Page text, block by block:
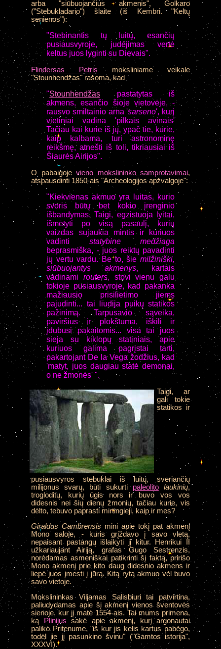
arba "siūbuojančius akmenis", Golkaro
("Stebukladario") šlaite (iš Kembri. "Keltų
senienos"):
"Stebinantis tų luitų, esančių
pusiausvyroje, judėjimas vertė
keltus juos lyginti su Dievais".
Flindersas Petris moksliniame veikale
"Stounhendžas" rašoma, kad
"Stounhendžas pastatytas iš
akmens, esančio šioje vietovėje, -
rausvo smiltainio arna 'sarseno', kurį
vietiniai vadina 'pilkais avinais'
Tačiau kai kurie iš jų, ypač tie, kurie,
kaip kalbama, turi astronominę
reikšmę, atnešti iš toli, tikriausiai iš
Šiaurės Airijos".
O pabaigojevieno mokslininko samprotavimai,
atspausdinti 1850-ais "Archeologijos apžvalgoje":
"Kiekvienas akmuo yra luitas, kurio
svoris būtų bet kokio įrenginio
išbandymas. Taigi, egzistuoja lyitai,
išmėtyti po visą pasaulį, kurių
vaizdas sujaukia mintis ir kuriuos
vadinti statybine medžiaga
beprasmiška, - juos reiktų pavadinti
jų vertu vardu. Be to, šie milžiniški,
siūbuojantys akmenys, kartais
vadinami routers, stovi vienu galu
tokioje pusiausvyroje, kad pakanka
mažiausio prisilietimo jiems
pajudinti... tai liudija puikų statikos
pažinimą. Tarpusavio sąveika,
paviršius ir plokštuma, iškili ir
įdubusi pakaitomis... visa tai juos
sieja su kiklopų statiniais, apie
kuriuos galima pagrįstai tarti,
pakartojant De la Vega žodžius, kad
'matyt, juos daugiau statė demonai,
o ne žmonės' ".
Taigi, ar
gali tokie
statikos ir
pusiausvyros stebuklai iš luitų, sveriančių
milijonus svarų, būti sukurti paleolito laukinių,
trogloditų, kurių ūgis nors ir buvo vos vos
didesnis nei šių dienų žmonių, tačiau kurie, vis
dėlto, tebuvo paprasti mirtingieji, kaip ir mes?
Giraldus Cambrensis mini apie tokį pat akmenį
Mono saloje, - kuris grįždavo į savo vietą,
nepaisant pastangų išlaikyti jį kitur. Henrikui II
užkariaujant Airiją, grafas Gugo Sestrenzis,
norėdamas asmeniškai patikrinti šį faktą, pririšo
Mono akmenį prie kito daug didesnio akmens ir
liepė juos įmesti į jūrą. Kitą rytą akmuo vėl buvo
savo vietoje.
Mokslininkas Viljamas Salisbiuri tai patvirtina,
paliudydamas apie šį akmenį vienos šventovės
sienoje, kur jį matė 1554-ais. Tai mums primena,
ką Plinijus sakė apie akmenį, kurį argonautai
paliko Pritenume, "iš kur jis kelis kartus pabėgo,
todėl jie jį pasunkino švinu" ("Gamtos istorija",
XXXVI).